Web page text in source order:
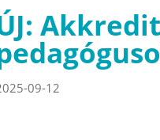
09-12